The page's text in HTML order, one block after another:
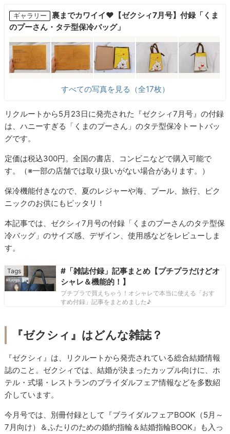
ギャラリー
裏までカワイイ♥【ゼクシィ7月号】付録「くま
のプーさん・タテ型保冷バッグ」
すべての写真を見る（全17枚）
リクルートから5月23日に発売された『ゼクシィ7月号』の付録
は、ハニーすぎる「くまのプーさん」のタテ型保冷トートバッ
グです。
定価は税込300円。全国の書店、コンビニなどで購入可能で
す。（※一部の店舗では取り扱いがない場合があります。）
保冷機能付きなので、夏のレジャーや海、プール、旅行、ピク
ニックのお供にもピッタリ！
本記事では、ゼクシィ7月号の付録「くまのプーさんのタテ型保
冷バッグ」のサイズ感、デザイン、使用感などをレビューしま
す。
#「雑誌付録」記事まとめ【プチプラだけどオ
シャレ＆機能的！】
プチプラで買えちゃう！オシャレで本当に使える「おす
すめ付録」記事をまとめました♪
『ゼクシィ』はどんな雑誌？
『ゼクシィ』は、リクルートから発売されている総合結婚情報
誌のこと。ゼクシィでは、結婚が決まったカップル向けに、ホ
テル・式場・レストランのブライダルフェア情報などを多数紹
介しています。
今月号では、別冊付録として『ブライダルフェアBOOK（5月～
7月向け）＆ふたりのための婚約指輪＆結婚指輪BOOK』も入っ